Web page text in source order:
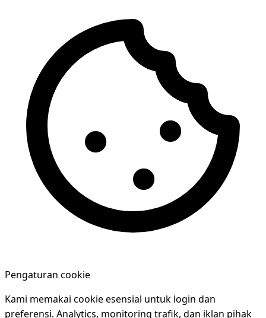
Pengaturan cookie
Kami memakai cookie esensial untuk login dan
preferensi. Analytics, monitoring trafik, dan iklan pihak